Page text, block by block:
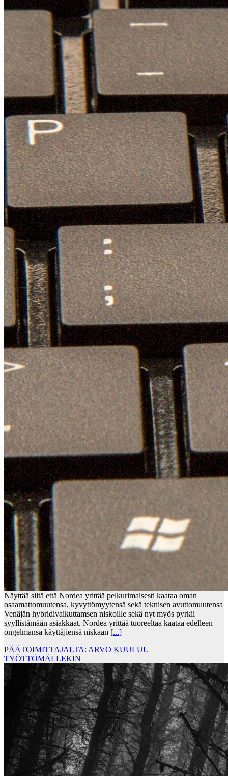
Näyttää siltä että Nordea yrittää pelkurimaisesti kaataa oman
osaamattomuutensa, kyvyttömyytensä sekä teknisen avuttomuutensa
Venäjän hybridivaikuttamsen niskoille sekä nyt myös pyrkii
syyllistämään asiakkaat. Nordea yrittää tuoreeltaa kaataa edelleen
ongelmansa käyttäjiensä niskaan [...]
PÄÄTOIMITTAJALTA: ARVO KUULUU
TYÖTTÖMÄLLEKIN